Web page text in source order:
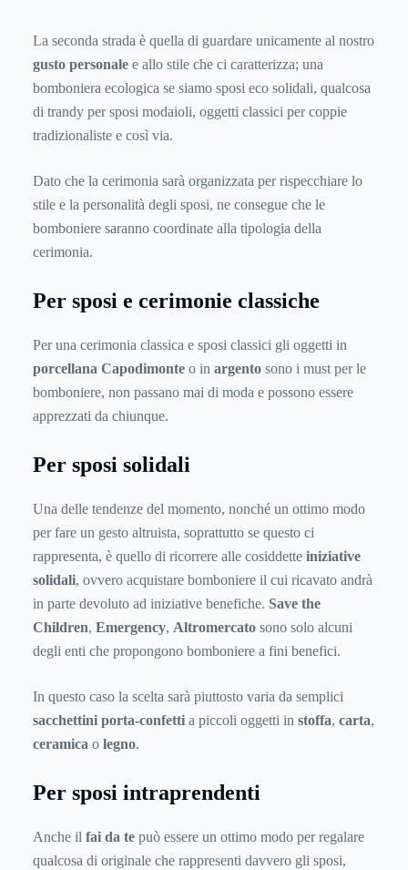
La seconda strada è quella di guardare unicamente al nostro
gusto personale e allo stile che ci caratterizza; una
bomboniera ecologica se siamo sposi eco solidali, qualcosa
di trandy per sposi modaioli, oggetti classici per coppie
tradizionaliste e così via.
Dato che la cerimonia sarà organizzata per rispecchiare lo
stile e la personalità degli sposi, ne consegue che le
bomboniere saranno coordinate alla tipologia della
cerimonia.
Per sposi e cerimonie classiche
Per una cerimonia classica e sposi classici gli oggetti in
porcellana Capodimonte o in argento sono i must per le
bomboniere, non passano mai di moda e possono essere
apprezzati da chiunque.
Per sposi solidali
Una delle tendenze del momento, nonché un ottimo modo
per fare un gesto altruista, soprattutto se questo ci
rappresenta, è quello di ricorrere alle cosiddette iniziative
solidali, ovvero acquistare bomboniere il cui ricavato andrà
in parte devoluto ad iniziative benefiche. Save the
Children, Emergency, Altromercato sono solo alcuni
degli enti che propongono bomboniere a fini benefici.
In questo caso la scelta sarà piuttosto varia da semplici
sacchettini porta-confetti a piccoli oggetti in stoffa, carta,
ceramica o legno.
Per sposi intraprendenti
Anche il fai da te può essere un ottimo modo per regalare
qualcosa di originale che rappresenti davvero gli sposi,